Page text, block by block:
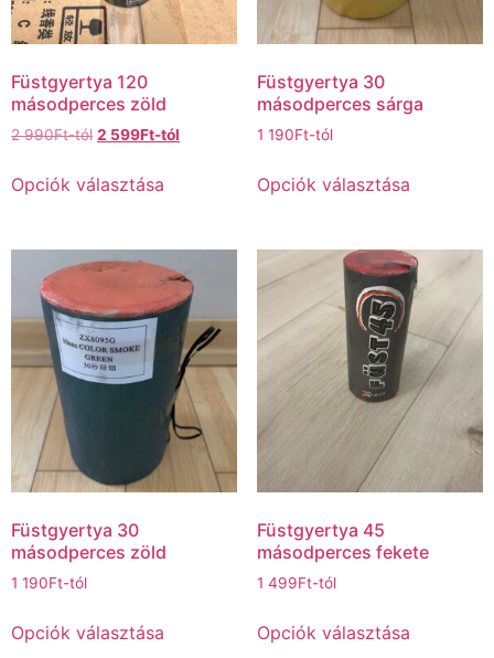
Füstgyertya 120
másodperces zöld
2 990Ft-tól 2 599Ft-tól
Opciók választása
Füstgyertya 30
másodperces sárga
1 190Ft-tól
Opciók választása
Füstgyertya 30
másodperces zöld
1 190Ft-tól
Opciók választása
Füstgyertya 45
másodperces fekete
1 499Ft-tól
Opciók választása